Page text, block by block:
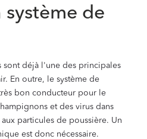
de
sont déjà l'une des principales
En outre, le système de
bon conducteur pour le
et des virus dans
particules de poussière. Un
est donc nécessaire.